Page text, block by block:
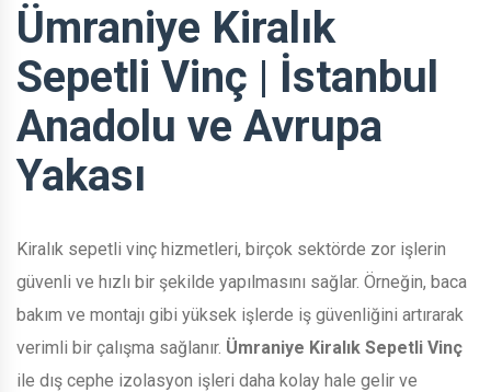
Ümraniye Kiralık
Sepetli Vinç | İstanbul
Anadolu ve Avrupa
Yakası
Kiralık sepetli vinç hizmetleri, birçok sektörde zor işlerin
güvenli ve hızlı bir şekilde yapılmasını sağlar. Örneğin, baca
bakım ve montajı gibi yüksek işlerde iş güvenliğini artırarak
verimli bir çalışma sağlanır. Ümraniye Kiralık Sepetli Vinç
ile dış cephe izolasyon işleri daha kolay hale gelir ve